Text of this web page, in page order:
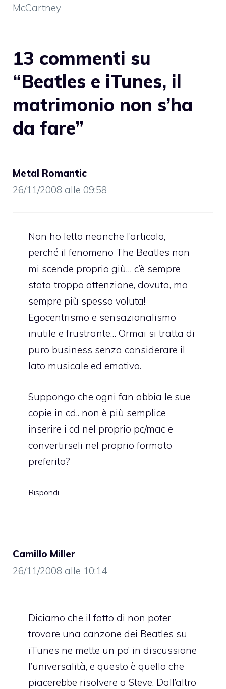
McCartney
13 commenti su
“Beatles e iTunes, il
matrimonio non s’ha
da fare”
Metal Romantic
26/11/2008 alle 09:58
Non ho letto neanche l’articolo,
perché il fenomeno The Beatles non
mi scende proprio giù… c’è sempre
stata troppo attenzione, dovuta, ma
sempre più spesso voluta!
Egocentrismo e sensazionalismo
inutile e frustrante… Ormai si tratta di
puro business senza considerare il
lato musicale ed emotivo.
Suppongo che ogni fan abbia le sue
copie in cd.. non è più semplice
inserire i cd nel proprio pc/mac e
convertirseli nel proprio formato
preferito?
Rispondi
Camillo Miller
26/11/2008 alle 10:14
Diciamo che il fatto di non poter
trovare una canzone dei Beatles su
iTunes ne mette un po’ in discussione
l’universalità, e questo è quello che
piacerebbe risolvere a Steve. Dall’altro